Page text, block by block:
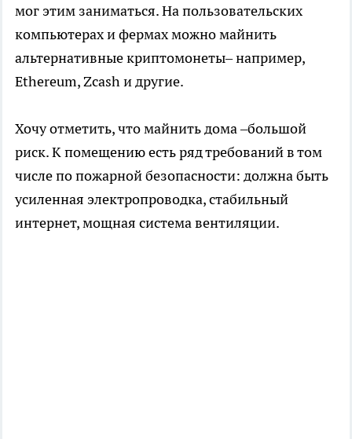
мог этим заниматься. На пользовательских
компьютерах и фермах можно майнить
альтернативные криптомонеты– например,
Ethereum, Zcash и другие.
Хочу отметить, что майнить дома –большой
риск. К помещению есть ряд требований в том
числе по пожарной безопасности: должна быть
усиленная электропроводка, стабильный
интернет, мощная система вентиляции.